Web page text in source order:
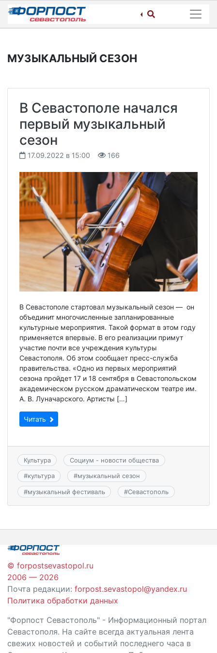
Skip
content
МУЗЫКАЛЬНЫЙ СЕЗОН
В Севастополе начался
первый музыкальный
сезон
17.09.2022 в 15:00 166
В Севастополе стартовал музыкальный сезон — он
объединит многочисленные запланированные
культурные мероприятия. Такой формат в этом году
применяется впервые. В его реализации примут
участие почти все учреждения культуры
Севастополя. Об этом сообщает пресс-служба
правительства. «Одно из первых мероприятий
сезона пройдет 17 и 18 сентября в Севастопольском
академическом русском драматическом театре им.
А. В. Луначарского. Артисты […]
Читать
Культура Социум - новости общества
#культура #музыкальный сезон
#музыкальный фестиваль #Севастополь
© forpostsevastopol.ru
2006 — 2026
Почта редакции: forpost.sevastopol@yandex.ru
Политика обработки данных
"Форпост Севастополь" - Информационный портал
Севастополя. На сайте всегда актуальная лента
свежих новостей и событий последнего часа в